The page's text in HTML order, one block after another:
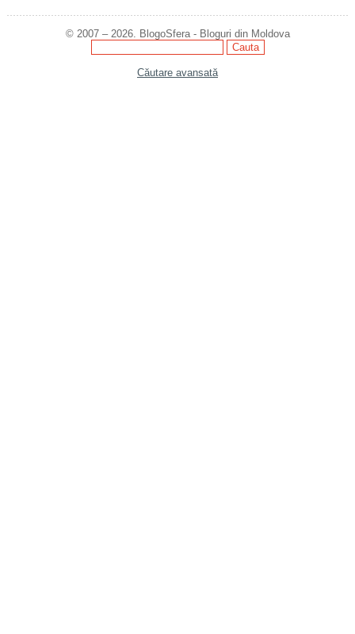
© 2007 – 2026. BlogoSfera - Bloguri din Moldova
Căutare avansată